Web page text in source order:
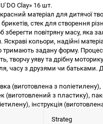
Clay» 16 шт.
матеріал для дитячої
стек для створення
зберегти повітряну масу, яка
кольори, надійні
тримають задану форму.
творчу уяву та дрібну
часу з друзями чи батьками.
(виготовлена з
(виготовлений з пластику),
інструкція
Strateg